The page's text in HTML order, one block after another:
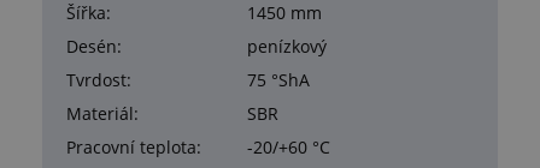
Šířka:
1450 mm
Desén:
penízkový
Tvrdost:
75 °ShA
Materiál:
SBR
Pracovní teplota:
-20/+60 °C